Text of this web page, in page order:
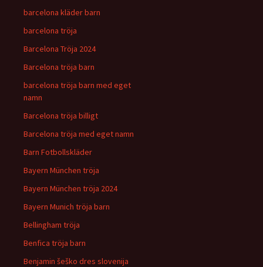
barcelona kläder barn
barcelona tröja
Barcelona Tröja 2024
Barcelona tröja barn
barcelona tröja barn med eget
namn
Barcelona tröja billigt
Barcelona tröja med eget namn
Barn Fotbollskläder
Bayern München tröja
Bayern München tröja 2024
Bayern Munich tröja barn
Bellingham tröja
Benfica tröja barn
Benjamin šeško dres slovenija